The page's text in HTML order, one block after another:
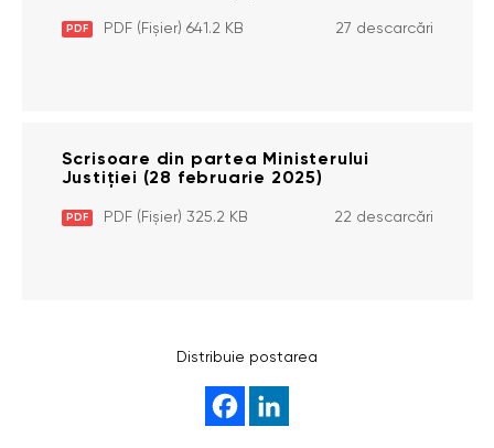
PDF PDF (Fișier) 641.2 KB 27 descarcări
Scrisoare din partea Ministerului
Justiției (28 februarie 2025)
PDF PDF (Fișier) 325.2 KB 22 descarcări
Distribuie postarea